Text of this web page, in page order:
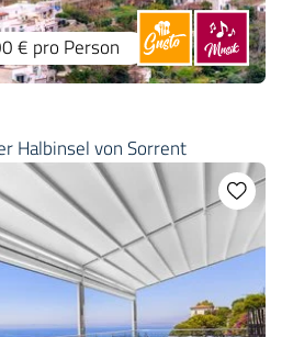
€ pro Person
Halbinsel von Sorrent